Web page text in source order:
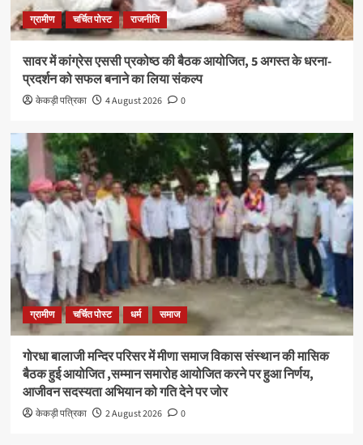
ग्रामीण चर्चित पोस्ट राजनीति
सावर में कांग्रेस एससी प्रकोष्ठ की बैठक आयोजित, 5 अगस्त के धरना-
प्रदर्शन को सफल बनाने का लिया संकल्प
केकड़ी पत्रिका 4 August 2026 0
ग्रामीण चर्चित पोस्ट धर्म समाज
गोरधा बालाजी मन्दिर परिसर में मीणा समाज विकास संस्थान की मासिक
बैठक हुई आयोजित ,सम्मान समारोह आयोजित करने पर हुआ निर्णय,
आजीवन सदस्यता अभियान को गति देने पर जोर
केकड़ी पत्रिका 2 August 2026 0